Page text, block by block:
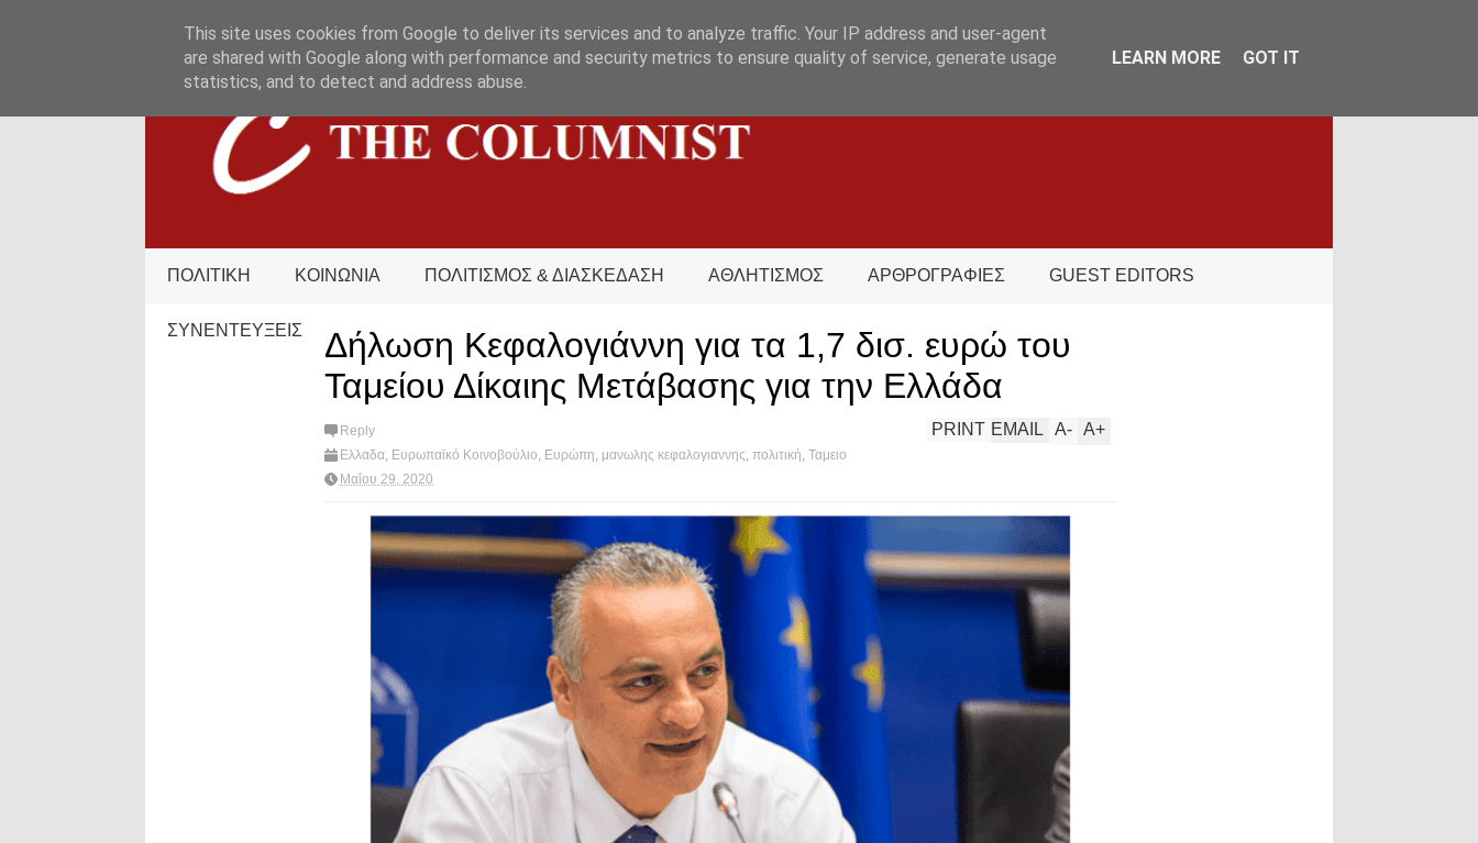
ΠΟΛΙΤΙΚΗ ΚΟΙΝΩΝΙΑ ΠΟΛΙΤΙΣΜΟΣ & ΔΙΑΣΚΕΔΑΣΗ ΑΘΛΗΤΙΣΜΟΣ ΑΡΘΡΟΓΡΑΦΙΕΣ GUEST EDITORS
ΣΥΝΕΝΤΕΥΞΕΙΣ
Δήλωση Κεφαλογιάννη για τα 1,7 δισ. ευρώ του
Ταμείου Δίκαιης Μετάβασης για την Ελλάδα
Reply
Ελλαδα Ευρωπαϊκό Κοινοβούλιο Ευρώπη μανωλης κεφαλογιαννης πολιτική Ταμειο
Μαΐου 29, 2020
A+
A-
EMAIL
PRINT
This site uses cookies from Google to deliver its services and to analyze traffic. Your IP address and user-agent
are shared with Google along with performance and security metrics to ensure quality of service, generate usage
statistics, and to detect and address abuse.
LEARN MORE GOT IT